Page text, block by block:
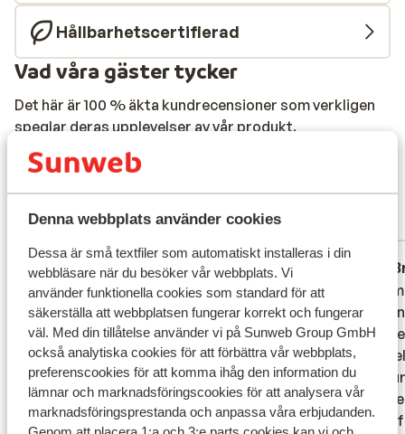
Denna webbplats använder cookies
Dessa är små textfiler som automatiskt installeras i din
webbläsare när du besöker vår webbplats. Vi
använder funktionella cookies som standard för att
säkerställa att webbplatsen fungerar korrekt och fungerar
väl. Med din tillåtelse använder vi på Sunweb Group GmbH
också analytiska cookies för att förbättra vår webbplats,
preferenscookies för att komma ihåg den information du
lämnar och marknadsföringscookies för att analysera vår
marknadsföringsprestanda och anpassa våra erbjudanden.
Hållbarhetscertifierad
Vad våra gäster tycker
Det här är 100 % äkta kundrecensioner som verkligen
speglar deras upplevelser av vår produkt.
Mer om recensioner
7.5 Bra
Mest bokad av familj
9.1 Fantastisk
för 2 veckor sedan
Geen handdoekje leggen , geen rijen bij het
buffet. Heerlijk eten. Mooie zwembaden en
een schitterend waterpark.
Geen handdoekje leggen , geen rijen bij het
buffet. Heerlijk eten. Mooie zwembaden en
een schitterend waterpark.
Översätt till svenska
De
zijn
niet
Het
De
zijn
niet
Het